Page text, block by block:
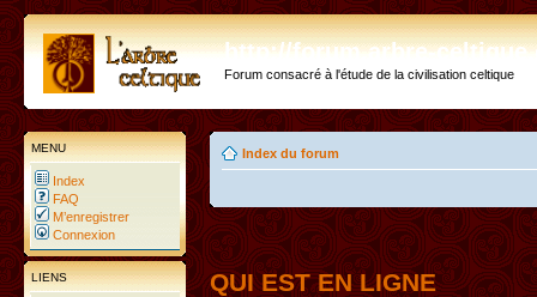
http://forum.arbre-
Forum consacré à l'étude de la civilisation celtique
MENU
Index
FAQ
M’enregistrer
Connexion
LIENS
Index du forum
QUI EST EN LIGNE